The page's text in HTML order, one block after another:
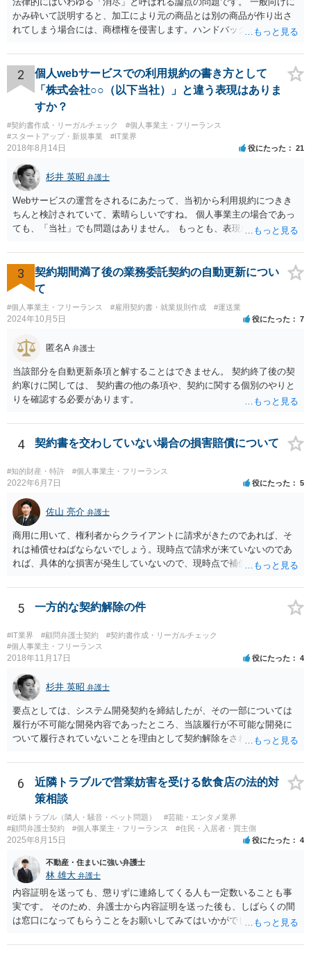
かみ砕いて説明すると、加工により元の商品とは別の商品が作り出さ
れてしまう場合には、商標権を侵害します。ハンドバッグをポーチに
ための加工（一般にいう修理）は、商標権を侵害しません。 商標権者
は、その商品を売ったときに対価を回収しているので、商標権は用い
尽くされている（用尽、消尽といいます。）と解釈されます。他方
で、商標権者の預かり知らないところで、販売した商品から別の商品
（コピー品やリメイク品）が作りだされてしまうと、その商品が仮に
酷い品質であれば、商標権者のブランドイメージが傷ついてしまいま
すし、その証商標権者にクレームが来てしまいますので、商標権を侵
害します。その商品が流通すれば商標権（ロゴマーク等）に対する一
般消費者の信頼も害することになります。また、本来商標権者に入る
べき利益が入らないことになります。 修理だけではそのような問題は
生じません。
2
個人webサービスでの利用規約の書き方として
「株式会社○○（以下当社）」と違う表現はありま
すか？
#契約書作成・リーガルチェック
#個人事業主・フリーランス
#スタートアップ・新規事業
#IT業界
2018年8月14日 役にたった 21
杉井 英昭 弁護士
Webサービスの運営をされるにあたって、当初から利用規約につきき
ちんと検討されていて、素晴らしいですね。 個人事業主の場合であっ
ても、「当社」でも問題はありません。 もっとも、表現に違和感があ
さんが「ABCウェブサービス」の屋号で事業を運営する際には、「当
社」の代わりに「ABCウェブサービス」とか「ABCWS」を使う等で
す。
3
契約期間満了後の業務委託契約の自動更新につい
て
#個人事業主・フリーランス #雇用契約書・就業規則作成 #運送業
2024年10月5日 役にたった 7
匿名A 弁護士
当該部分を自動更新条項と解することはできません。 契約終了後の契
約寒けに関しては、 契約書の他の条項や、契約に関する個別のやりと
りを確認する必要があります。
4 契約書を交わしていない場合の損害賠償について
#知的財産・特許 #個人事業主・フリーランス
2022年6月7日 役にたった 5
佐山 亮介 弁護士
商用に用いて、権利者からクライアントに請求がきたのであれば、そ
れは補償せねばならないでしょう。現時点で請求が来ていないのであ
れば、具体的な損害が発生していないので、現時点で補償の必要はあ
補償し、その補償分を損害として外注先に賠償請求することになるで
しょう。
5 一方的な契約解除の件
#IT業界 #顧問弁護士契約
#契約書作成・リーガルチェック
#個人事業主・フリーランス
2018年11月17日 役にたった 4
杉井 英昭 弁護士
要点としては、システム開発契約を締結したが、その一部については
履行が不可能な開発内容であったところ、当該履行が不可能な開発に
ついて履行されていないことを理由として契約解除をされた。そこ
いうご質問であると理解しました。 まず、「物理的にできない開発で
一方的に契約不履行のように伝えられ」とのことですが、「物理的に
できない」と真に言えるのかどうか、なぜ「物理的にできない開発」
を請け負うことになったのかが問題です。 もし、「物理的にできな
い」という意味が、単に「契約に記載された納期では間に合わない」
ということであれば、それは単純に履行遅滞を理由とする債務不履行
そのような開発は理論的に不可能（例えば、タイムマシンを作るとい
う契約等）であれば、契約自体が無効になる可能性があります。 いず
れの場合であっても、結局は、上記の「物理的にできない」部分を除
いた部分は開発完了しているということですから、その部分に相当す
る請負代金は請求できる可能性があります。 ただし、当該開発完了部
以上で、より個別的なお話は、詳しい契約内容や開発内容を知る必要
6
近隣トラブルで営業妨害を受ける飲食店の法的対
策相談
#近隣トラブル（隣人・騒音・ペット問題）
#芸能・エンタメ業界
#顧問弁護士契約
#個人事業主・フリーランス #住民・入居者・買主側
2025年8月15日 役にたった 4
不動産・住まいに強い弁護士
林 雄大 弁護士
内容証明を送っても、懲りずに連絡してくる人も一定数いることも事
実です。 そのため、弁護士から内容証明を送った後も、しばらくの間
は窓口になってもらうことをお願いしてみてはいかがでしょうか。 そ
口（弁護士に）言ってください」とだけお伝えし、それ以外には一切